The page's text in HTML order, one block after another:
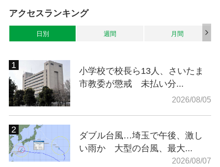
アクセスランキング
日別 週間 月間
小学校で校長ら13人、さいたま
市教委が懲戒 未払い分...
2026/08/05
ダブル台風…埼玉で午後、激し
い雨か 大型の台風、最大...
2026/08/07